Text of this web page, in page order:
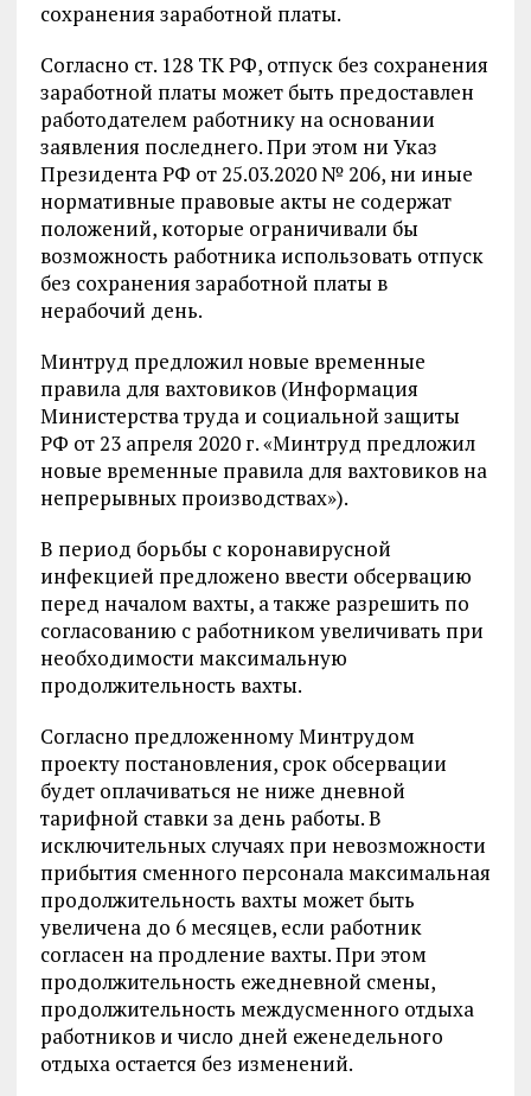
сохранения заработной платы.
Согласно ст. 128 ТК РФ, отпуск без сохранения
заработной платы может быть предоставлен
работодателем работнику на основании
заявления последнего. При этом ни Указ
Президента РФ от 25.03.2020 № 206, ни иные
нормативные правовые акты не содержат
положений, которые ограничивали бы
возможность работника использовать отпуск
без сохранения заработной платы в
нерабочий день.
Минтруд предложил новые временные
правила для вахтовиков (Информация
Министерства труда и социальной защиты
РФ от 23 апреля 2020 г. «Минтруд предложил
новые временные правила для вахтовиков на
непрерывных производствах»).
В период борьбы с коронавирусной
инфекцией предложено ввести обсервацию
перед началом вахты, а также разрешить по
согласованию с работником увеличивать при
необходимости максимальную
продолжительность вахты.
Согласно предложенному Минтрудом
проекту постановления, срок обсервации
будет оплачиваться не ниже дневной
тарифной ставки за день работы. В
исключительных случаях при невозможности
прибытия сменного персонала максимальная
продолжительность вахты может быть
увеличена до 6 месяцев, если работник
согласен на продление вахты. При этом
продолжительность ежедневной смены,
продолжительность междусменного отдыха
работников и число дней еженедельного
отдыха остается без изменений.